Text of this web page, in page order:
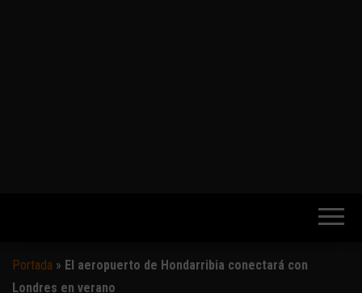
Portada » El aeropuerto de Hondarribia conectará con
Londres en verano